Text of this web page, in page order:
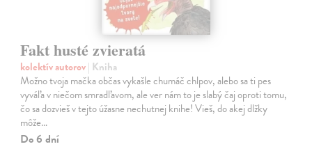
Fakt husté zvieratá
kolektív autorov| Kniha
Možno tvoja mačka občas vykašle chumáč chlpov, alebo sa ti pes
vyváľa v niečom smradľavom, ale ver nám to je slabý čaj oproti tomu,
čo sa dozvieš v tejto úžasne nechutnej knihe! Vieš, do akej dlžky
môže…
Do 6 dní